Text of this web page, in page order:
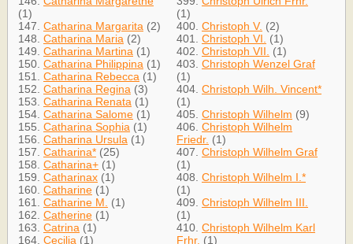
(1)
147. Catharina Margarita (2)
148. Catharina Maria (2)
149. Catharina Martina (1)
150. Catharina Philippina (1)
151. Catharina Rebecca (1)
152. Catharina Regina (3)
153. Catharina Renata (1)
154. Catharina Salome (1)
155. Catharina Sophia (1)
156. Catharina Ursula (1)
157. Catharina* (25)
158. Catharina+ (1)
159. Catharinax (1)
160. Catharine (1)
161. Catharine M.
(1)
162. Catherine (1)
163. Catrina (1)
164. Cecilia (1)
(1)
400. Christoph V. (2)
401. Christoph VI.
(1)
402. Christoph VII.
(1)
403. Christoph Wenzel Graf
(1)
404. Christoph Wilh. Vincent*
(1)
405. Christoph Wilhelm (9)
406. Christoph Wilhelm
Friedr. (1)
407. Christoph Wilhelm Graf
(1)
408. Christoph Wilhelm I.*
(1)
409. Christoph Wilhelm III.
(1)
410. Christoph Wilhelm Karl
Frhr. (1)